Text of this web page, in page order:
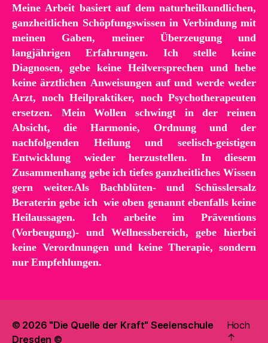
Meine Arbeit basiert auf dem naturheilkundlichen,
ganzheitlichen Schöpfungswissen in Verbindung mit
meinen Gaben, meiner Überzeugung und
langjährigen Erfahrungen. Ich stelle keine
Diagnosen, gebe keine Heilversprechen und hebe
keine ärztlichen Anweisungen auf und werde weder
Arzt, noch Heilpraktiker, noch Psychotherapeuten
ersetzen. Mein Wollen schwingt in der reinen
Absicht, die Harmonie, Ordnung und der
nachfolgenden Heilung und seelisch-geistigen
Entwicklung wieder herzustellen. In diesem
Zusammenhang gebe ich tiefes ganzheitliches Wissen
gern weiter.Als Bachblüten- und Schüsslersalz
Beraterin gebe ich wie oben genannt ebenfalls keine
Heilaussagen. Ich arbeite im Präventions
(Vorbeugung)- und Wellnessbereich, gebe hierbei
keine Verordnungen und keine Therapie, sondern
nur Empfehlungen.
© 2026 "Die Quelle der Kraft" Seelenschule
Dresden ©
Hoch
↑